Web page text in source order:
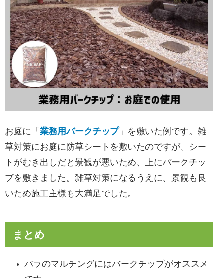
お庭に「業務用バークチップ」を敷いた例です。雑
草対策にお庭に防草シートを敷いたのですが、シー
トがむき出しだと景観が悪いため、上にバークチッ
プを敷きました。雑草対策になるうえに、景観も良
いため施工主様も大満足でした。
まとめ
バラのマルチングにはバークチップがオススメ